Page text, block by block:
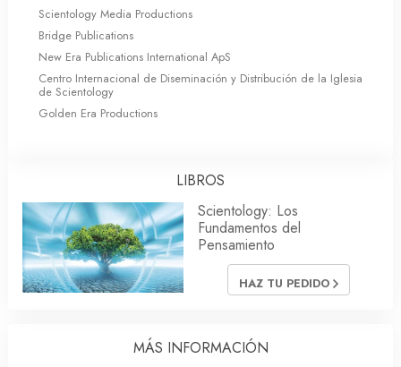
Scientology Media Productions
Bridge Publications
New Era Publications International ApS
Centro Internacional de Diseminación y Distribución de la Iglesia
de Scientology
Golden Era Productions
LIBROS
Scientology: Los
Fundamentos del
Pensamiento
HAZ TU PEDIDO
MÁS INFORMACIÓN